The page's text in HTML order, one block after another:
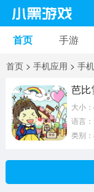
手机游戏
安卓游戏
益智游戏
首页 手游
首页 > 手机应用 > 手
芭比
大小
语言
类别：